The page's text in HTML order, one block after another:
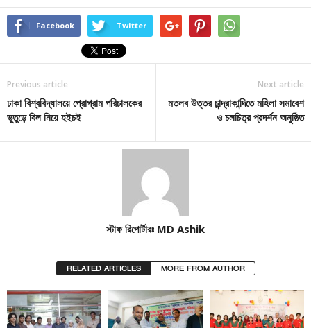
Facebook Twitter
Previous article
ঢাকা বিশ্ববিদ্যালয়ে প্রোগ্রাম পরিচালকের
ভুতুড়ে বিল নিয়ে হইচই
Next article
মতলব উত্তর চান্দ্রাকান্দিতে মহিলা সমাবেশ
ও চলচিত্র প্রদর্শন অনুষ্ঠিত
স্টাফ রিপোর্টারঃ MD Ashik
RELATED ARTICLES MORE FROM AUTHOR